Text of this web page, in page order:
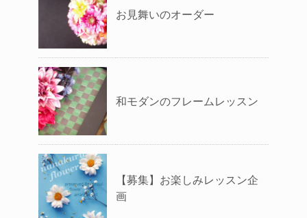
お見舞いのオーダー
和モダンのフレームレッスン
【募集】お楽しみレッスン企
画